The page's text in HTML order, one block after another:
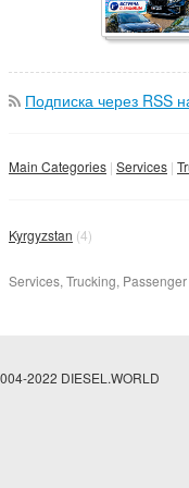
Подписка через RSS
Main Categories Services
Kyrgyzstan (4)
Services, Trucking,
2022 DIESEL.WORLD